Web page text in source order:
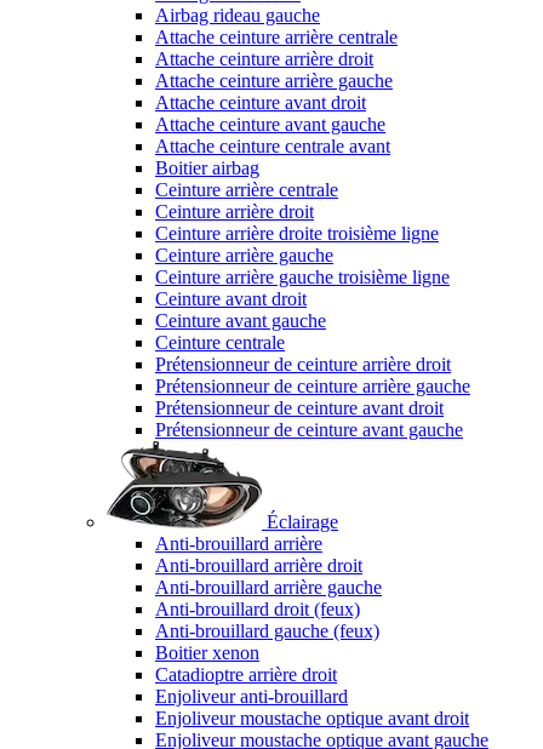
Airbag rideau gauche
Attache ceinture arrière centrale
Attache ceinture arrière droit
Attache ceinture arrière gauche
Attache ceinture avant droit
Attache ceinture avant gauche
Attache ceinture centrale avant
Boitier airbag
Ceinture arrière centrale
Ceinture arrière droit
Ceinture arrière droite troisième ligne
Ceinture arrière gauche
Ceinture arrière gauche troisième ligne
Ceinture avant droit
Ceinture avant gauche
Ceinture centrale
Prétensionneur de ceinture arrière droit
Prétensionneur de ceinture arrière gauche
Prétensionneur de ceinture avant droit
Prétensionneur de ceinture avant gauche
Éclairage
Anti-brouillard arrière
Anti-brouillard arrière droit
Anti-brouillard arrière gauche
Anti-brouillard droit (feux)
Anti-brouillard gauche (feux)
Boitier xenon
Catadioptre arrière droit
Enjoliveur anti-brouillard
Enjoliveur moustache optique avant droit
Enjoliveur moustache optique avant gauche